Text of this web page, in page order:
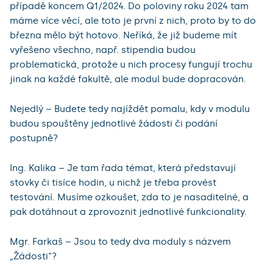
případě koncem Q1/2024. Do poloviny roku 2024 tam
máme více věcí, ale toto je první z nich, proto by to do
března mělo být hotovo. Neříká, že již budeme mít
vyřešeno všechno, např. stipendia budou
problematická, protože u nich procesy fungují trochu
jinak na každé fakultě, ale modul bude dopracován.
Nejedlý – Budete tedy najíždět pomalu, kdy v modulu
budou spouštěny jednotlivé žádosti či podání
postupně?
Ing. Kalika – Je tam řada témat, která představují
stovky či tisíce hodin, u nichž je třeba provést
testování. Musíme ozkoušet, zda to je nasaditelné, a
pak dotáhnout a zprovoznit jednotlivé funkcionality.
Mgr. Farkaš – Jsou to tedy dva moduly s názvem
„Žádosti“?